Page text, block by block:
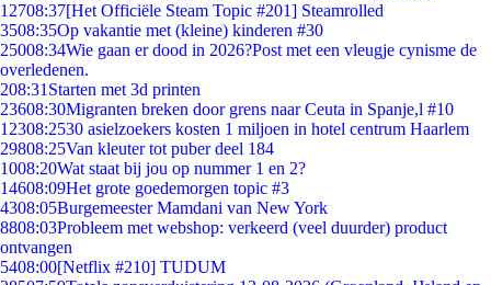
12708:37[Het Officiële Steam Topic #201] Steamrolled
3508:35Op vakantie met (kleine) kinderen #30
25008:34Wie gaan er dood in 2026?Post met een vleugje cynisme de
overledenen.
208:31 Starten met 3d printen
23608:30Migranten breken door grens naar Ceuta in Spanje,l #10
12308:2530 asielzoekers kosten 1 miljoen in hotel centrum Haarlem
29808:25Van kleuter tot puber deel 184
1008:20Wat staat bij jou op nummer 1 en 2?
14608:09Het grote goedemorgen topic #3
4308:05Burgemeester Mamdani van New York
8808:03Probleem met webshop: verkeerd (veel duurder) product
ontvangen
5408:00[Netflix #210] TUDUM